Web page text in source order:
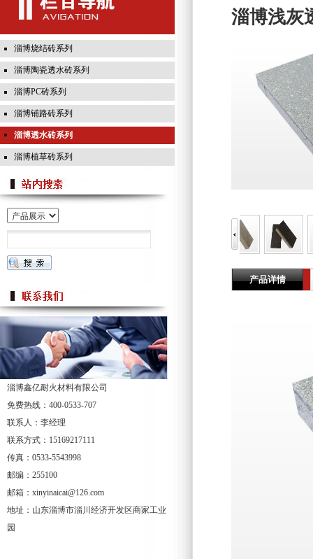
淄博浅灰
产品详情
淄博烧结砖系列
淄博陶瓷透水砖系列
淄博PC砖系列
淄博铺路砖系列
淄博透水砖系列
淄博植草砖系列
淄博鑫亿耐火材料有限公司
免费热线：400-0533-707
联系人：李经理
联系方式：15169217111
传真：0533-5543998
邮编：255100
邮箱：xinyinaicai@126.com
地址：山东淄博市淄川经济开发区商家工业
园